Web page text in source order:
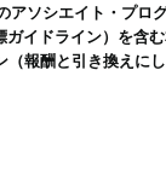
アソシエイト・プ
イドライン）を
報酬と引き換えに